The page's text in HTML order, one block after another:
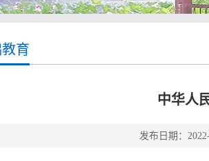
育
中华人
发布日期：